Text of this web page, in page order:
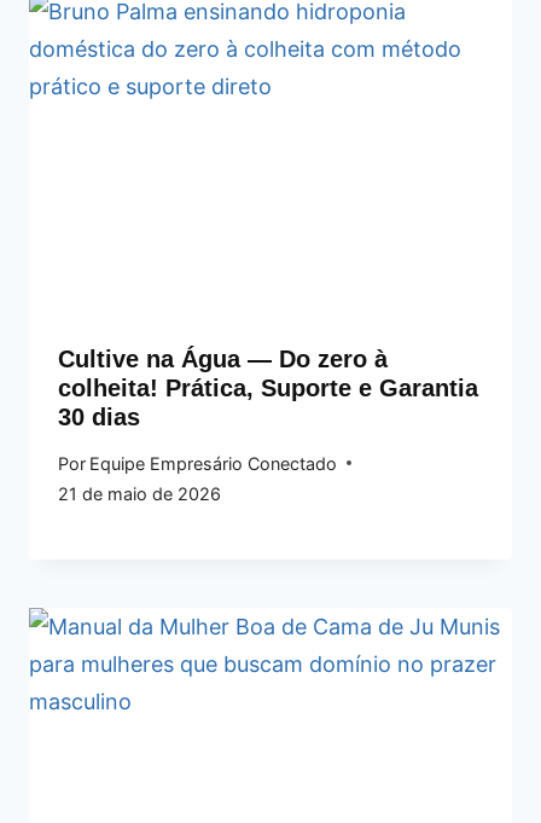
Cultive na Água — Do zero à
colheita! Prática, Suporte e Garantia
30 dias
Por Equipe Empresário Conectado
21 de maio de 2026